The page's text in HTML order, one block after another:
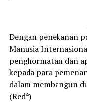
Dengan penekanan
Manusia
penghormatan dan
kepada para
dalam membangun
(Red*)